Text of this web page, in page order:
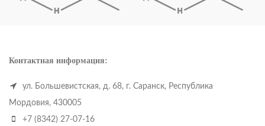
Контактная информация:
ул. Большевистская, д. 68, г. Саранск, Республика
Мордовия, 430005
+7 (8342) 27-07-16